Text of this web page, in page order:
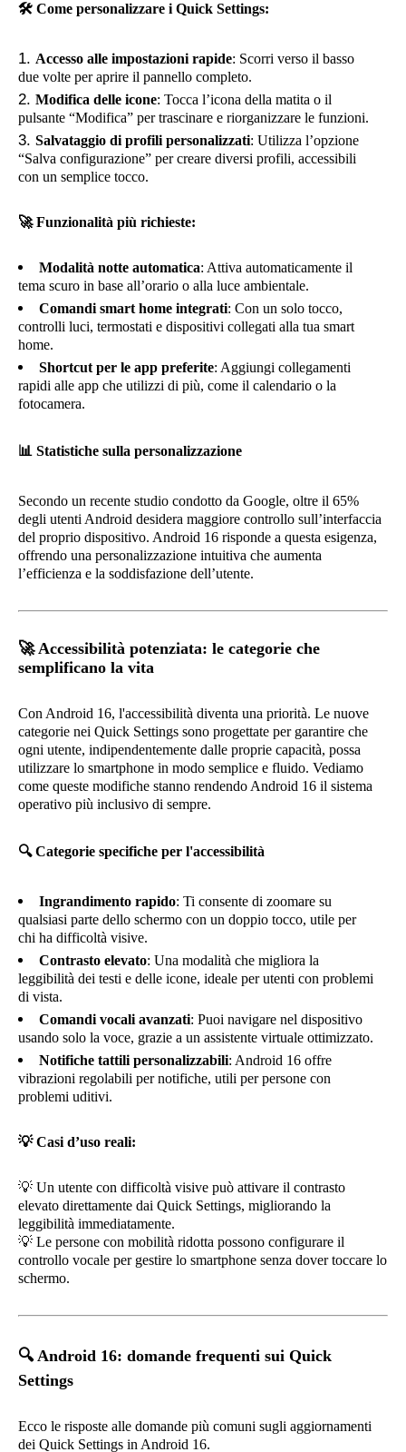
🛠️ Come personalizzare i Quick Settings:
Accesso alle impostazioni rapide: Scorri verso il basso
due volte per aprire il pannello completo.
Modifica delle icone: Tocca l’icona della matita o il
pulsante “Modifica” per trascinare e riorganizzare le funzioni.
Salvataggio di profili personalizzati: Utilizza l’opzione
“Salva configurazione” per creare diversi profili, accessibili
con un semplice tocco.
🚀Funzionalità più richieste:
Modalità notte automatica: Attiva automaticamente il
tema scuro in base all’orario o alla luce ambientale.
Comandi smart home integrati: Con un solo tocco,
controlli luci, termostati e dispositivi collegati alla tua smart
home.
Shortcut per le app preferite: Aggiungi collegamenti
rapidi alle app che utilizzi di più, come il calendario o la
fotocamera.
📊 Statistiche sulla personalizzazione
Secondo un recente studio condotto da Google, oltre il 65%
degli utenti Android desidera maggiore controllo sull’interfaccia
del proprio dispositivo. Android 16 risponde a questa esigenza,
offrendo una personalizzazione intuitiva che aumenta
l’efficienza e la soddisfazione dell’utente.
🚀Accessibilità potenziata: le categorie che
semplificano la vita
Con Android 16, l'accessibilità diventa una priorità. Le nuove
categorie nei Quick Settings sono progettate per garantire che
ogni utente, indipendentemente dalle proprie capacità, possa
utilizzare lo smartphone in modo semplice e fluido. Vediamo
come queste modifiche stanno rendendo Android 16 il sistema
operativo più inclusivo di sempre.
🔍Categorie specifiche per l'accessibilità
Ingrandimento rapido: Ti consente di zoomare su
qualsiasi parte dello schermo con un doppio tocco, utile per
chi ha difficoltà visive.
Contrasto elevato: Una modalità che migliora la
leggibilità dei testi e delle icone, ideale per utenti con problemi
di vista.
Comandi vocali avanzati: Puoi navigare nel dispositivo
usando solo la voce, grazie a un assistente virtuale ottimizzato.
Notifiche tattili personalizzabili: Android 16 offre
vibrazioni regolabili per notifiche, utili per persone con
problemi uditivi.
💡Casi d’uso reali:
💡 Un utente con difficoltà visive può attivare il contrasto
elevato direttamente dai Quick Settings, migliorando la
leggibilità immediatamente.
💡 Le persone con mobilità ridotta possono configurare il
controllo vocale per gestire lo smartphone senza dover toccare lo
schermo.
🔍Android 16: domande frequenti sui Quick
Settings
Ecco le risposte alle domande più comuni sugli aggiornamenti
dei Quick Settings in Android 16.